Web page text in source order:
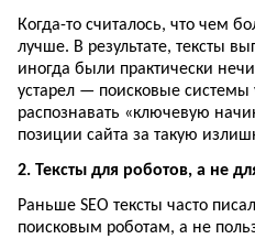
Когда-то считалось, что чем
лучше. В результате, тексты
иногда были практически
устарел — поисковые
распознавать «ключевую
позиции сайта за такую
2. Тексты для роботов, а не
Раньше SEO тексты часто
поисковым роботам, а не